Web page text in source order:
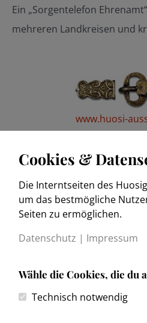
Ein „Sorgentelefon
mehreren Landkreisen und
www.huosi-
Cookies &
Die Interntseiten des
um das bestmögliche
Seiten zu ermöglichen.
Datenschutz | Impressum
Wähle die Cookies, die du
Technisch notwendig